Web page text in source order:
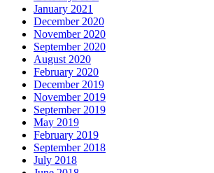
January 2021
December 2020
November 2020
September 2020
August 2020
February 2020
December 2019
November 2019
September 2019
May 2019
February 2019
September 2018
July 2018